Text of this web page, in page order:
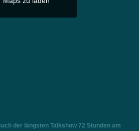
der längsten Talkshow 72 Stunden am